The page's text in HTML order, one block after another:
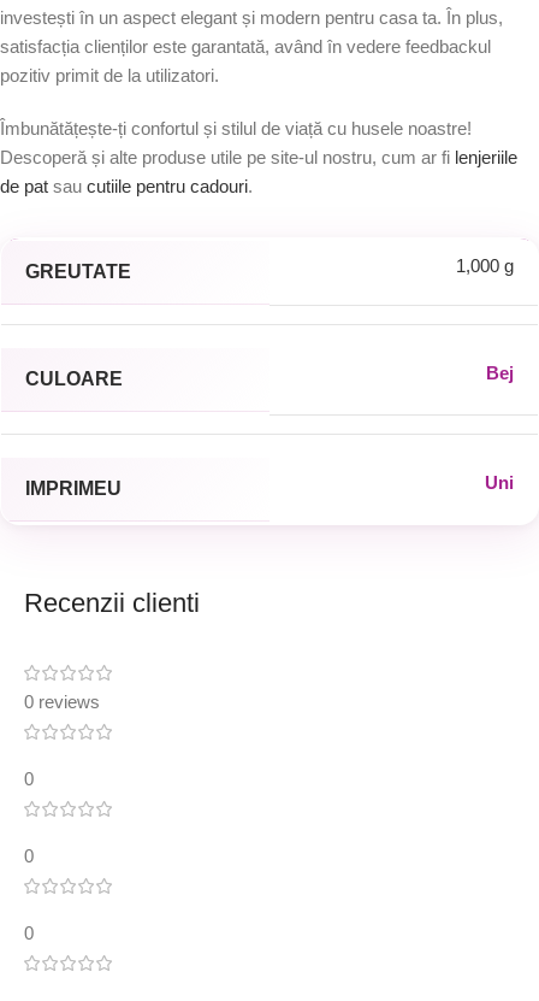
investești în un aspect elegant și modern pentru casa ta. În plus,
satisfacția clienților este garantată, având în vedere feedbackul
pozitiv primit de la utilizatori.
Îmbunătățește-ți confortul și stilul de viață cu husele noastre!
Descoperă și alte produse utile pe site-ul nostru, cum ar fi lenjeriile
de pat sau cutiile pentru cadouri.
GREUTATE 1,000 g
CULOARE Bej
IMPRIMEU Uni
Recenzii clienti
0 reviews
0
0
0